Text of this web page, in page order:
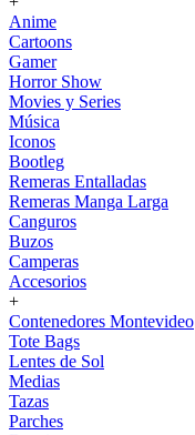
Anime
Cartoons
Gamer
Horror Show
Movies y Series
Música
Iconos
Bootleg
Remeras Entalladas
Remeras Manga Larga
Canguros
Buzos
Camperas
Accesorios
+
Contenedores Montevideo
Tote Bags
Lentes de Sol
Medias
Tazas
Parches